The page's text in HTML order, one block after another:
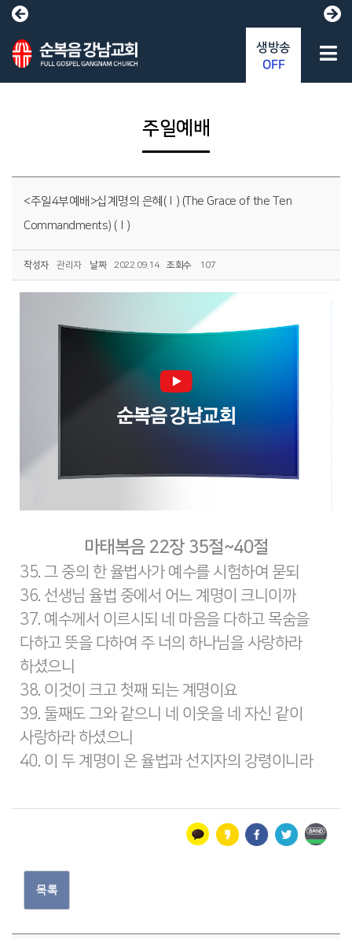
주일예배
<주일4부예배>십계명의 은혜(Ⅰ) (The Grace of the Ten
Commandments) (Ⅰ)
작성자 관리자 날짜 2022.09.14 조회수 107
마태복음 22장 35절~40절
35. 그 중의 한 율법사가 예수를 시험하여 묻되
36. 선생님 율법 중에서 어느 계명이 크니이까
37. 예수께서 이르시되 네 마음을 다하고 목숨을
다하고 뜻을 다하여 주 너의 하나님을 사랑하라
하셨으니
38. 이것이 크고 첫째 되는 계명이요
39. 둘째도 그와 같으니 네 이웃을 네 자신 같이
사랑하라 하셨으니
40. 이 두 계명이 온 율법과 선지자의 강령이니라
목록
생방송
OFF